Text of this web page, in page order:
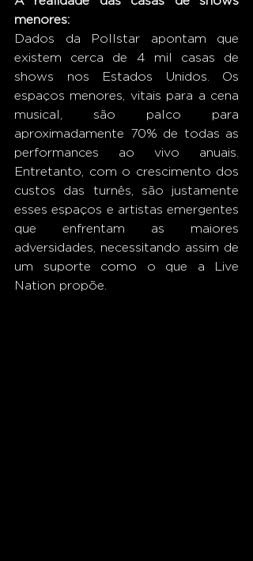
menores:
Dados da Pollstar apontam que
existem cerca de 4 mil casas de
shows nos Estados Unidos. Os
espaços menores, vitais para a cena
musical, são palco para
aproximadamente 70% de todas as
performances ao vivo anuais.
Entretanto, com o crescimento dos
custos das turnês, são justamente
esses espaços e artistas emergentes
que enfrentam as maiores
adversidades, necessitando assim de
um suporte como o que a Live
Nation propõe.